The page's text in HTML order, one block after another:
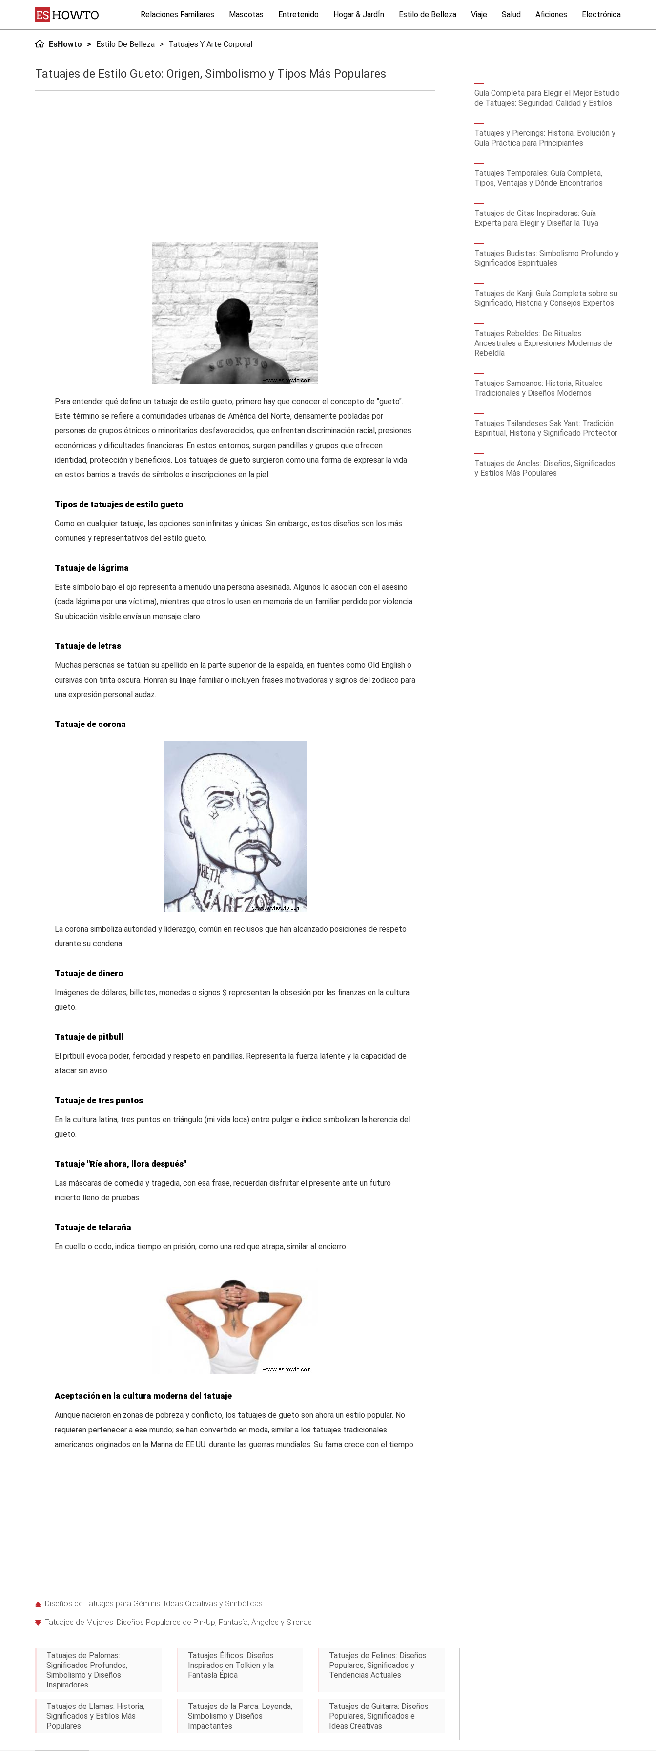
Relaciones Familiares Mascotas Entretenido Hogar & JardÍn Estilo de Belleza Viaje Salud Aficiones Electrónica
EsHowto Estilo De Belleza Tatuajes Y Arte Corporal
Tatuajes de Estilo Gueto: Origen, Simbolismo y Tipos Más Populares
Para entender qué define un tatuaje de estilo gueto, primero hay que conocer el concepto de "gueto".
Este término se refiere a comunidades urbanas de América del Norte, densamente pobladas por
personas de grupos étnicos o minoritarios desfavorecidos, que enfrentan discriminación racial, presiones
económicas y dificultades financieras. En estos entornos, surgen pandillas y grupos que ofrecen
identidad, protección y beneficios. Los tatuajes de gueto surgieron como una forma de expresar la vida
en estos barrios a través de símbolos e inscripciones en la piel.
Tipos de tatuajes de estilo gueto
Como en cualquier tatuaje, las opciones son infinitas y únicas. Sin embargo, estos diseños son los más
comunes y representativos del estilo gueto.
Tatuaje de lágrima
Este símbolo bajo el ojo representa a menudo una persona asesinada. Algunos lo asocian con el asesino
(cada lágrima por una víctima), mientras que otros lo usan en memoria de un familiar perdido por violencia.
Su ubicación visible envía un mensaje claro.
Tatuaje de letras
Muchas personas se tatúan su apellido en la parte superior de la espalda, en fuentes como Old English o
cursivas con tinta oscura. Honran su linaje familiar o incluyen frases motivadoras y signos del zodiaco para
una expresión personal audaz.
Tatuaje de corona
La corona simboliza autoridad y liderazgo, común en reclusos que han alcanzado posiciones de respeto
durante su condena.
Tatuaje de dinero
Imágenes de dólares, billetes, monedas o signos $ representan la obsesión por las finanzas en la cultura
gueto.
Tatuaje de pitbull
El pitbull evoca poder, ferocidad y respeto en pandillas. Representa la fuerza latente y la capacidad de
atacar sin aviso.
Tatuaje de tres puntos
En la cultura latina, tres puntos en triángulo (mi vida loca) entre pulgar e índice simbolizan la herencia del
gueto.
Tatuaje "Ríe ahora, llora después"
Las máscaras de comedia y tragedia, con esa frase, recuerdan disfrutar el presente ante un futuro
incierto lleno de pruebas.
Tatuaje de telaraña
En cuello o codo, indica tiempo en prisión, como una red que atrapa, similar al encierro.
Aceptación en la cultura moderna del tatuaje
Aunque nacieron en zonas de pobreza y conflicto, los tatuajes de gueto son ahora un estilo popular. No
requieren pertenecer a ese mundo; se han convertido en moda, similar a los tatuajes tradicionales
americanos originados en la Marina de EE.UU. durante las guerras mundiales. Su fama crece con el tiempo.
Diseños de Tatuajes para Géminis: Ideas Creativas y Simbólicas
Tatuajes de Mujeres: Diseños Populares de Pin-Up, Fantasía, Ángeles y Sirenas
Guía Completa para Elegir el Mejor Estudio
de Tatuajes: Seguridad, Calidad y Estilos
Tatuajes y Piercings: Historia, Evolución y
Guía Práctica para Principiantes
Tatuajes Temporales: Guía Completa,
Tipos, Ventajas y Dónde Encontrarlos
Tatuajes de Citas Inspiradoras: Guía
Experta para Elegir y Diseñar la Tuya
Tatuajes Budistas: Simbolismo Profundo y
Significados Espirituales
Tatuajes de Kanji: Guía Completa sobre su
Significado, Historia y Consejos Expertos
Tatuajes Rebeldes: De Rituales
Ancestrales a Expresiones Modernas de
Rebeldía
Tatuajes Samoanos: Historia, Rituales
Tradicionales y Diseños Modernos
Tatuajes Tailandeses Sak Yant: Tradición
Espiritual, Historia y Significado Protector
Tatuajes de Anclas: Diseños, Significados
y Estilos Más Populares
Tatuajes de Palomas:
Significados Profundos,
Simbolismo y Diseños
Inspiradores
Tatuajes Élficos: Diseños
Inspirados en Tolkien y la
Fantasía Épica
Tatuajes de Felinos: Diseños
Populares, Significados y
Tendencias Actuales
Tatuajes de Llamas: Historia,
Significados y Estilos Más
Populares
Tatuajes de la Parca: Leyenda,
Simbolismo y Diseños
Impactantes
Tatuajes de Guitarra: Diseños
Populares, Significados e
Ideas Creativas